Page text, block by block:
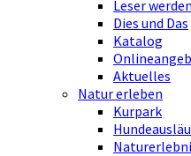
Leser werden
Dies und Das
Katalog
Aktuelles
Natur erleben
Kurpark